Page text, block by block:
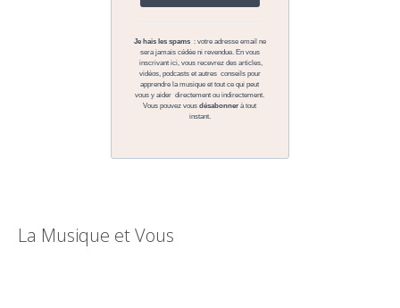
La Musique et Vous